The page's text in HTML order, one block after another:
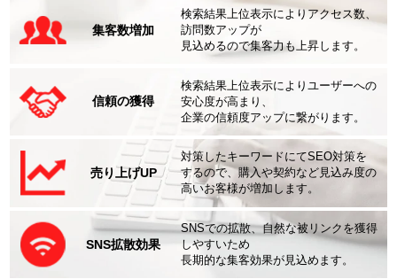
集客数増加
検索結果上位表示によりアクセス数、
訪問数アップが
見込めるので集客力も上昇します。
信頼の獲得
検索結果上位表示によりユーザーへの
安心度が高まり、
企業の信頼度アップに繋がります。
売り上げUP
対策したキーワードにてSEO対策を
するので、購入や契約など見込み度の
高いお客様が増加します。
SNS拡散効果
SNSでの拡散、自然な被リンクを獲得
しやすいため
長期的な集客効果が見込めます。